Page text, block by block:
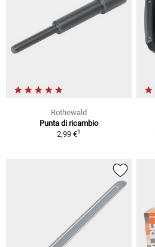
Rothewald
Punta di ricambio
2,99 €1